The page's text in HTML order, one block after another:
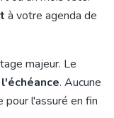
à votre agenda de
majeur. Le
. Aucune
pour l'assuré en fin